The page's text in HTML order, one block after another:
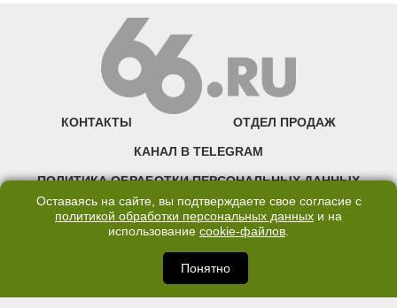
КОНТАКТЫ ОТДЕЛ ПРОДАЖ
КАНАЛ В TELEGRAM
ПОЛИТИКА ОБРАБОТКИ ПЕРСОНАЛЬНЫХ ДАННЫХ
COOKIE
©2007—2025 66.RU. Воспроизведение, сообщение, доведение до всеобщего
сведения размещенных на сайте 66.RU материалов и их элементов без согласия
Оставаясь на сайте, вы подтверждаете свое согласие с
политикой обработки персональных данных и на
использование cookie-файлов.
Понятно